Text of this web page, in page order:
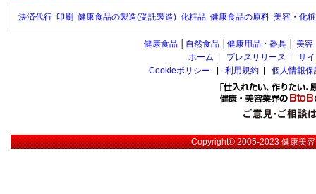
決済代行 印刷 健康食品の製造(受託製造) 化粧品 健康食品の原料 美容・化
健康食品 自然食品 健康用品・器具 美容
ホーム
プレスリリース
サ
Cookieポリシー
利用規約 個人情報
Copyright© 2005-2023健康美